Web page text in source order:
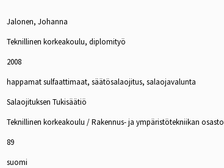
Jalonen, Johanna
Teknillinen korkeakoulu, diplomityö
2008
happamat sulfaattimaat, säätösalaojitus, salaojavalunta
Salaojituksen Tukisäätiö
Teknillinen korkeakoulu / Rakennus- ja ympäristötekniikan osasto
89
suomi